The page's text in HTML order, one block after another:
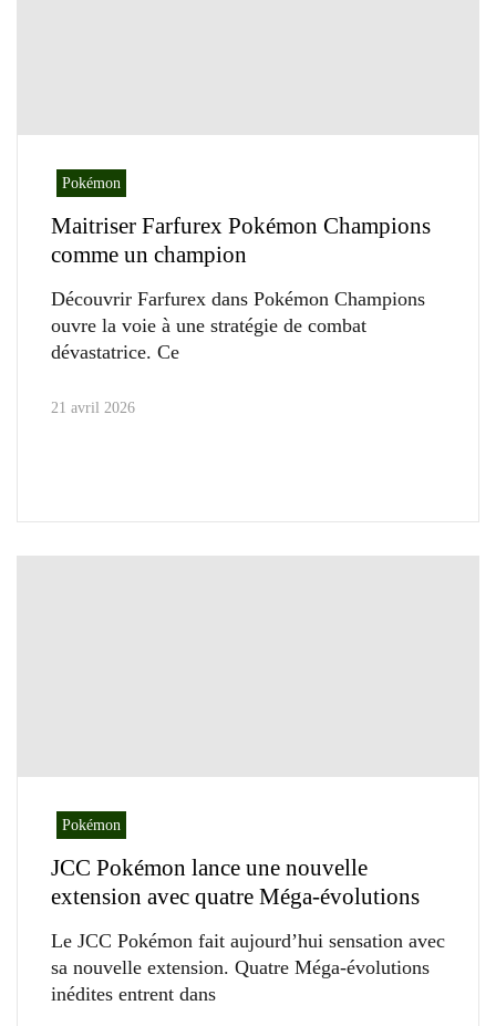
Pokémon
Maitriser Farfurex Pokémon Champions
comme un champion
Découvrir Farfurex dans Pokémon Champions
ouvre la voie à une stratégie de combat
dévastatrice. Ce
21 avril 2026
Pokémon
JCC Pokémon lance une nouvelle
extension avec quatre Méga-évolutions
Le JCC Pokémon fait aujourd’hui sensation avec
sa nouvelle extension. Quatre Méga-évolutions
inédites entrent dans